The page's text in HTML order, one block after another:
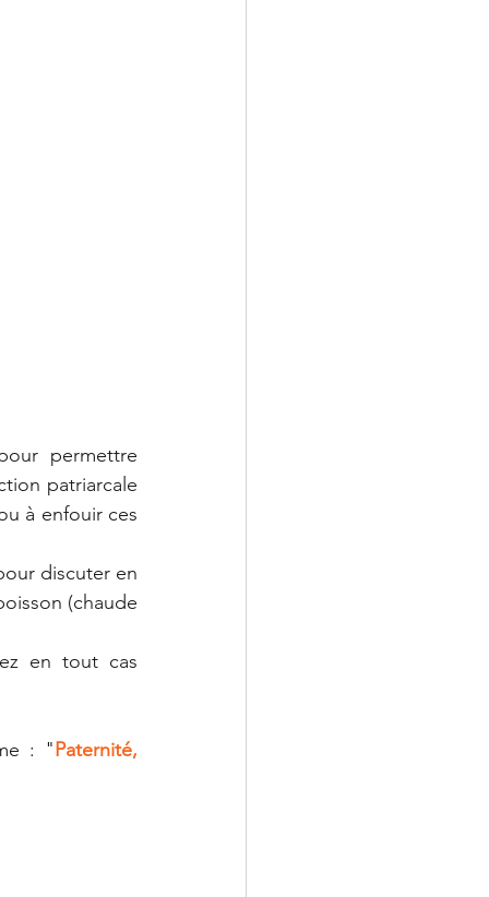
permettre
patriarcale
à enfouir ces
discuter en
(chaude
en tout cas
: "Paternité,